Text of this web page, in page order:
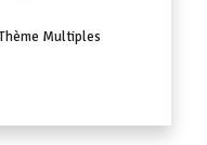
Multiples